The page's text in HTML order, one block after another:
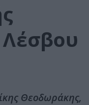
Λέσβου
Θεοδωράκης,